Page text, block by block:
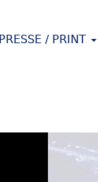
PRESSE / PRINT